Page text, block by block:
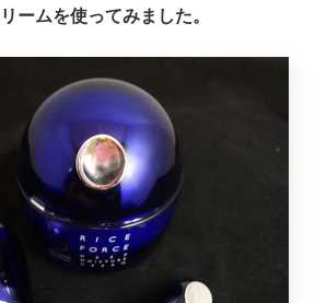
ームを使ってみました。